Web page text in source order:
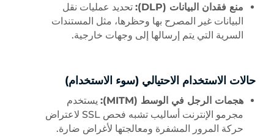
منع فقدان البيانات (DLP):
تحديد عمليات نقل
البيانات غير المصرح بها وحظرها، مثل المستندات
السرية التي يتم إرسالها إلى وجهات خارجية.
حالات الاستخدام الاحتيالي (سوء الاستخدام)
هجمات الرجل في الوسط (MITM):
يستخدم
مجرمو الإنترنت أساليب تشبه فحص SSL لاعتراض
حركة المرور المشفرة ومعالجتها لأغراض ضارة.